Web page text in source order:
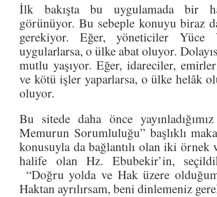
İlk bakışta bu uygulamada bir
görünüyor. Bu sebeple konuyu biraz
gerekiyor. Eğer, yöneticiler Yüce
uygularlarsa, o ülke abat oluyor.
mutlu yaşıyor. Eğer, idareciler,
ve kötü işler yaparlarsa, o ülke helâk
oluyor.
Bu sitede daha önce
Memurun Sorumluluğu” başlıklı
konusuyla da bağlantılı olan iki
halife olan Hz. Ebubekir’in,
“Doğru yolda ve Hak üzere
Haktan ayrılırsam, beni dinlemeniz